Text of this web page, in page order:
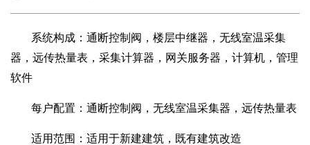
系统构成：通断控制阀，楼层中继器，无线室温采集
器，远传热量表，采集计算器，网关服务器，计算机，管理
软件
每户配置：通断控制阀，无线室温采集器，远传热量表
适用范围：适用于新建建筑，既有建筑改造